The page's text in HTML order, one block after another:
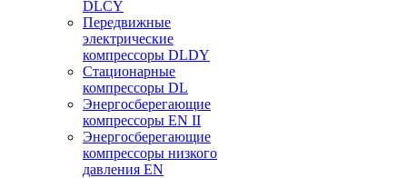
DLCY
Передвижные
электрические
компрессоры DLDY
Стационарные
компрессоры DL
Энергосберегающие
компрессоры EN II
Энергосберегающие
компрессоры низкого
давления EN